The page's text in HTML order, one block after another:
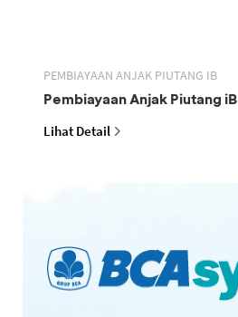
PEMBIAYAAN ANJAK PIUTANG IB
Pembiayaan Anjak Piutang iB
Lihat Detail